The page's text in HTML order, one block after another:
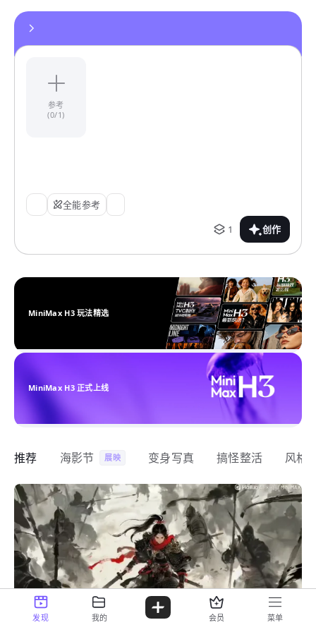
参考
(0/1)
全能参考
1
创作
MiniMax H3 玩法精选
MiniMax H3 正式上线
推荐 海影节 展映 变身写真 搞怪整活 风格
发现 我的 会员 菜单